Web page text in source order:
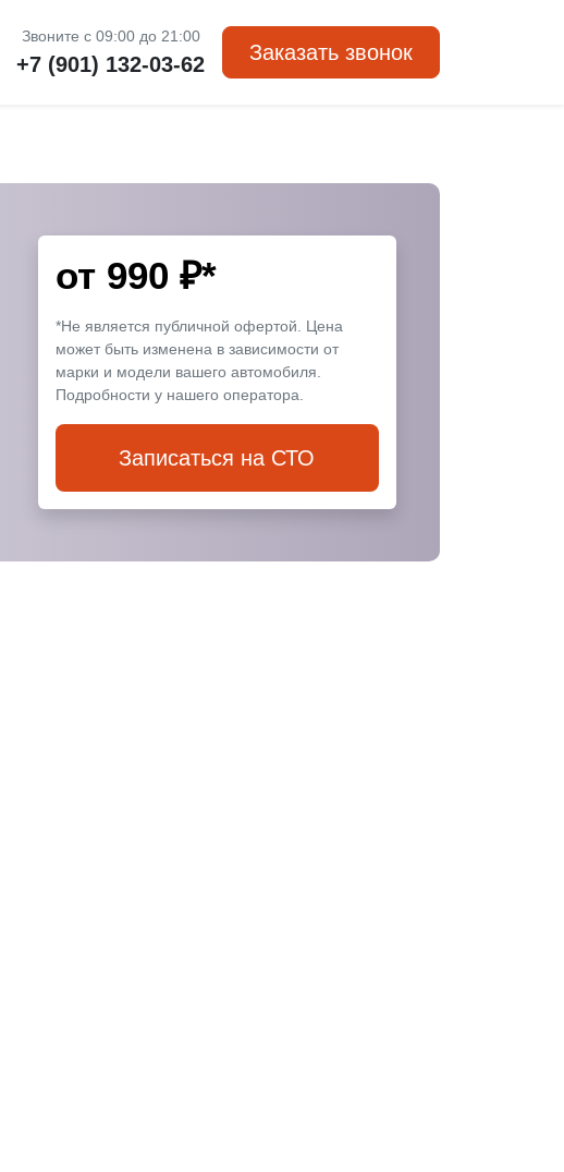
Звоните с 09:00 до 21:00
+7 (901) 132-03-62 Заказать звонок
от 990 ₽*
*Не является публичной офертой. Цена
может быть изменена в зависимости от
марки и модели вашего автомобиля.
Подробности у нашего оператора.
Записаться на СТО